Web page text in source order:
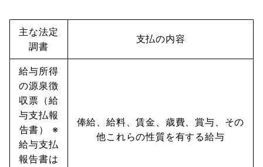
主な法定
調書
支払の内容
給与所得
の源泉徴
収票（給
与支払報
告書） ※
給与支払
報告書は
俸給、給料、賃金、歳費、賞与、その
他これらの性質を有する給与